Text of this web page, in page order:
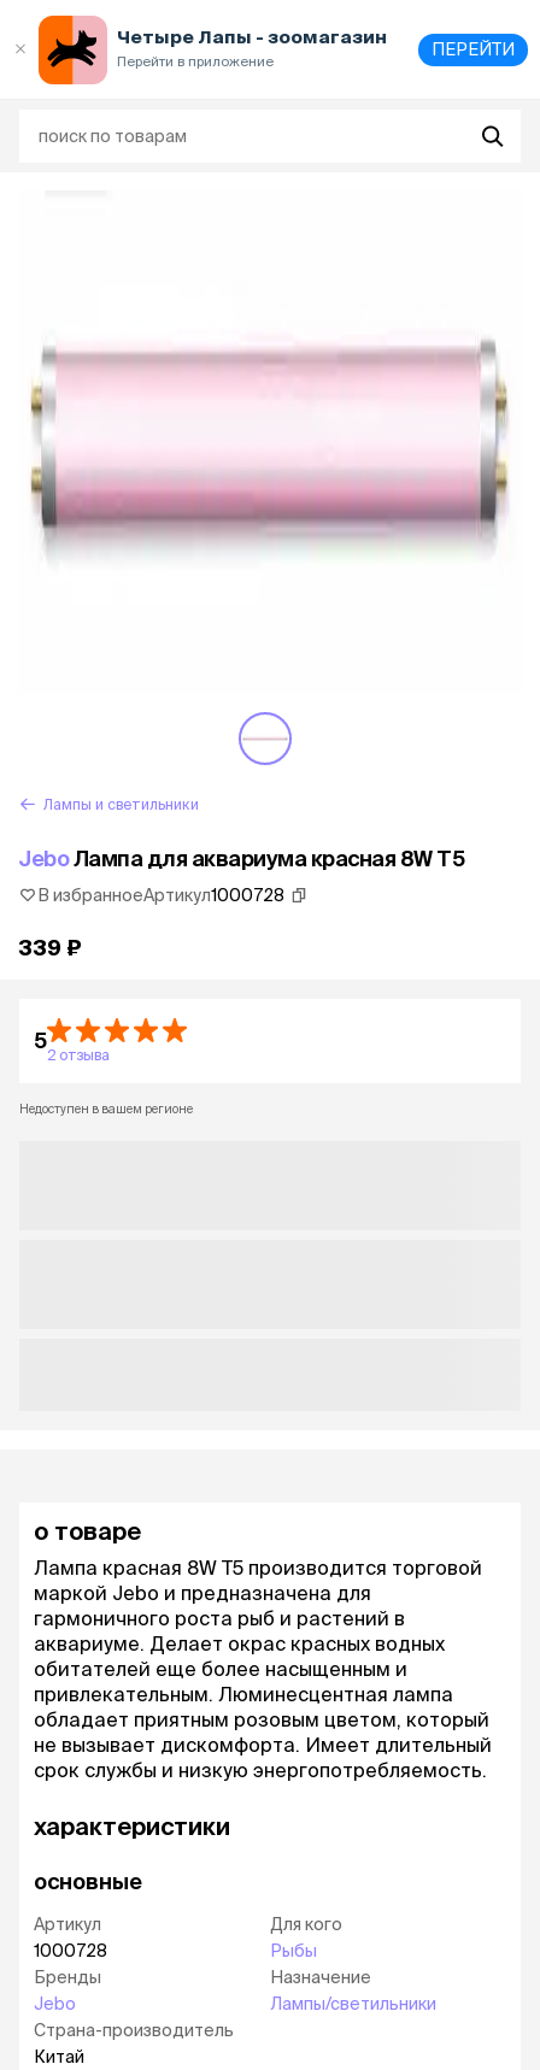
Четыре Лапы - зоомагазин
Перейти в приложение
ПЕРЕЙТИ
Лампы и светильники
JeboЛампа для аквариума красная 8W Т5
В избранноеАртикул1000728
339 ₽
5
2 отзыва
Недоступен в вашем регионе
о товаре
Лампа красная 8W T5 производится торговой
маркой Jebo и предназначена для
гармоничного роста рыб и растений в
аквариуме. Делает окрас красных водных
обитателей еще более насыщенным и
привлекательным. Люминесцентная лампа
обладает приятным розовым цветом, который
не вызывает дискомфорта. Имеет длительный
срок службы и низкую энергопотребляемость.
характеристики
основные
Артикул
1000728
Бренды
Jebo
Страна-производитель
Китай
Для кого
Рыбы
Назначение
Лампы/светильники